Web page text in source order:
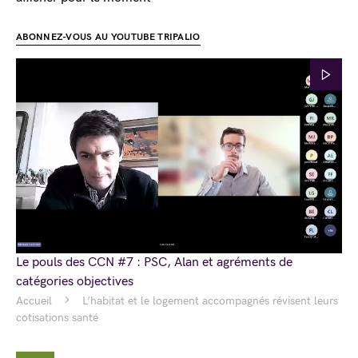
Accueil
L’habitat et le logement accompagnés révisent leurs
cotisations santé
ABONNEZ-VOUS AU YOUTUBE TRIPALIO
Le pouls des CCN #7 : PSC, Alan et agréments de
catégories objectives